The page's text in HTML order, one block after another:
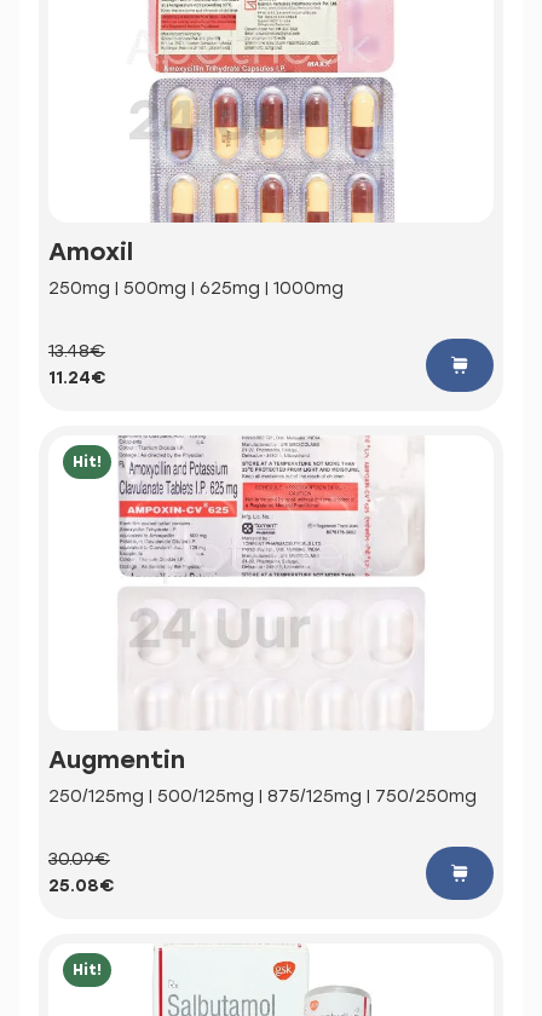
Amoxil
250mg | 500mg | 625mg | 1000mg
13.48€
11.24€
Hit!
Augmentin
250/125mg | 500/125mg | 875/125mg | 750/250mg
30.09€
25.08€
Hit!